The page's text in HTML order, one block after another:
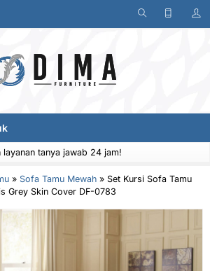
layanan tanya jawab 24 jam!
» Sofa Tamu Mewah » Set Kursi Sofa Tamu
Grey Skin Cover DF-0783